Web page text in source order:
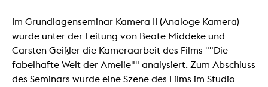
Im Grundlagenseminar Kamera II (Analoge Kamera)
wurde unter der Leitung von Beate Middeke und
Carsten Geißler die Kameraarbeit des Films ""Die
fabelhafte Welt der Amelie"" analysiert. Zum Abschluss
des Seminars wurde eine Szene des Films im Studio